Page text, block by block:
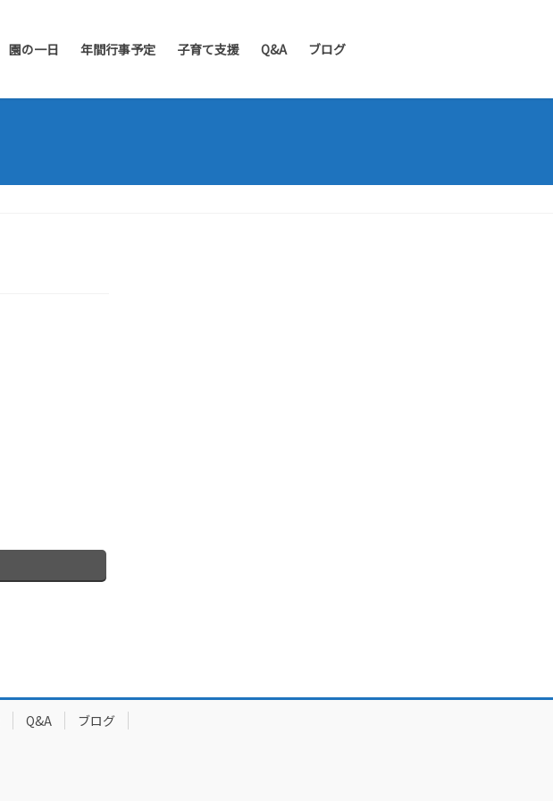
園の一日 年間行事予定 子育て支援 Q&A ブログ
Q&A ブログ